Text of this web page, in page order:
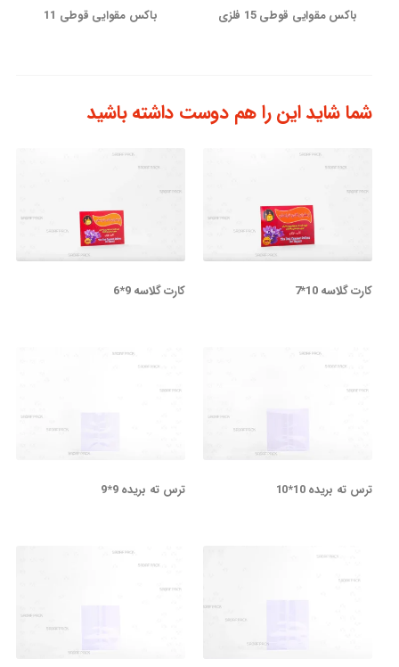
باکس مقوایی قوطی 15 فلزی باکس مقوایی قوطی 11
شما شاید این را هم دوست داشته باشید
کارت گلاسه 10*7 کارت گلاسه 9*6
ترس ته بریده 10*10 ترس ته بریده 9*9